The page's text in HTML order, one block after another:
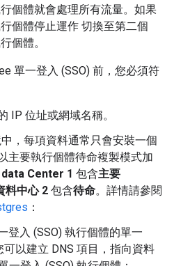
個體就會處理所有流量。如果
個體停止運作 切換至第二個
個體。
單一登入 (SSO) 前，您必須符
IP 位址或網域名稱。
，每項資料通常只會安裝一個
主要執行個體待命複製模式加
data Center 1 包含主要
料中心 2 包含待命。詳情請參閱
：
登入 (SSO) 執行個體的單一
可以建立 DNS 項目，指向資料